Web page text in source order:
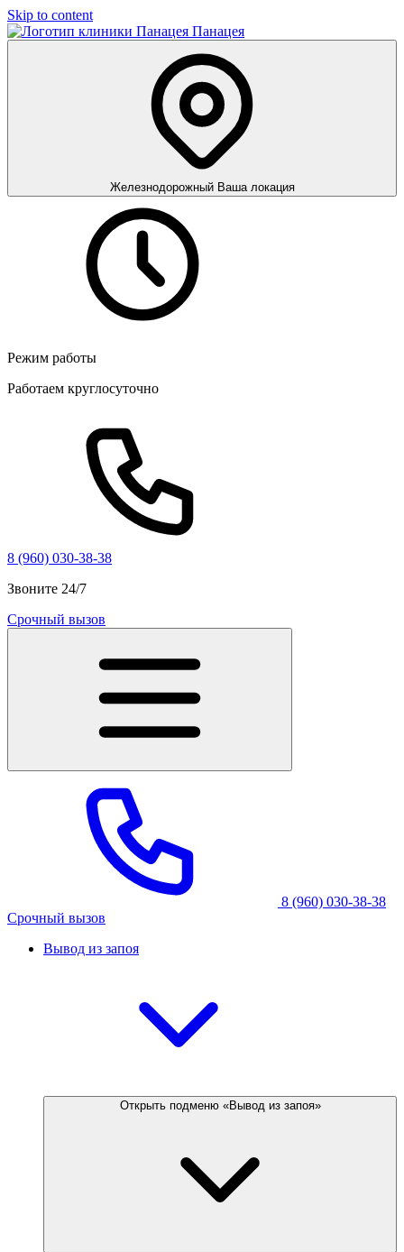
Skip to content
Панацея
Железнодорожный Ваша локация
Режим работы
Работаем круглосуточно
8 (960) 030-38-38
Звоните 24/7
Срочный вызов
8 (960) 030-38-38
Срочный вызов
Вывод из запоя
Открыть подменю «Вывод из запоя»